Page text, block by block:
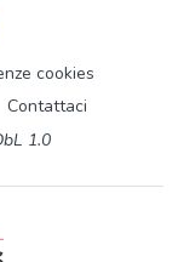
cookies
Contattaci
1.0